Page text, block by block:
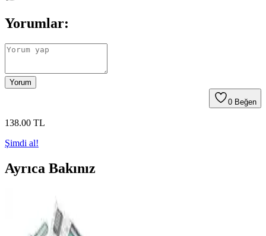
Yorumlar:
Yorum
0 Beğen
138.00 TL
Şimdi al!
Ayrıca Bakınız
Klima Bobinlerinde Buz Oluşumu: Nedenleri,
Normal ve Anormal Durumlar ile Çözümler